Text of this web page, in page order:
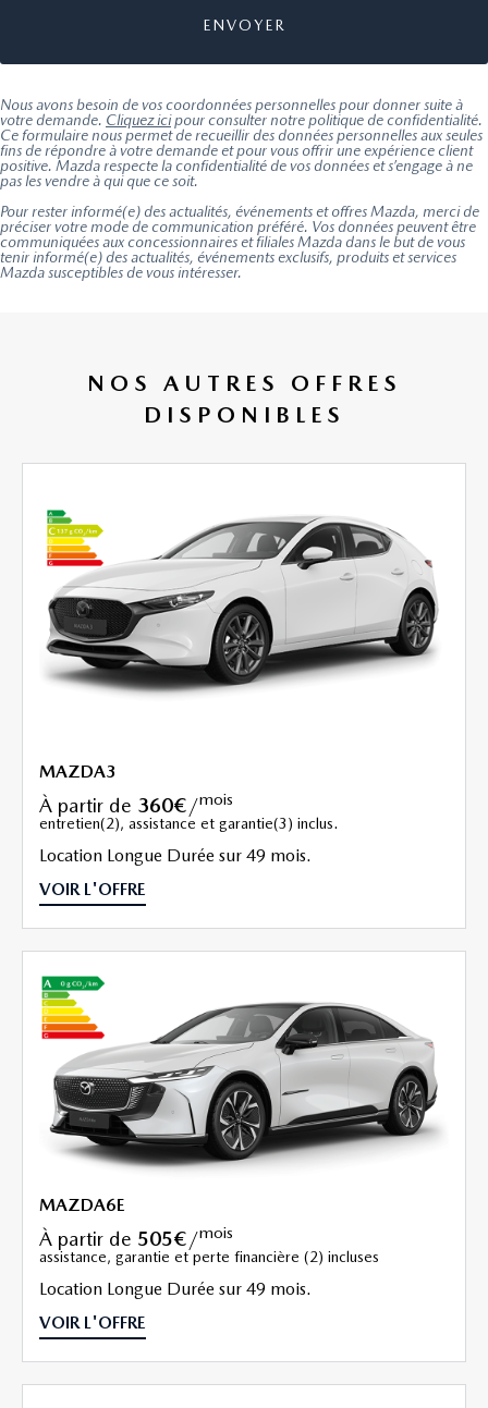
Nous avons besoin de vos coordonnées personnelles pour donner suite à
votre demande. Cliquez icipour consulter notre politique de confidentialité.
Ce formulaire nous permet de recueillir des données personnelles aux seules
fins de répondre à votre demande et pour vous offrir une expérience client
positive. Mazda respecte la confidentialité de vos données et s’engage à ne
pas les vendre à qui que ce soit.
Pour rester informé(e) des actualités, événements et offres Mazda, merci de
préciser votre mode de communication préféré. Vos données peuvent être
communiquées aux concessionnaires et filiales Mazda dans le but de vous
tenir informé(e) des actualités, événements exclusifs, produits et services
Mazda susceptibles de vous intéresser.
NOS AUTRES OFFRES
DISPONIBLES
MAZDA3
à partir de 360€/mois
entretien(2), assistance et garantie(3) inclus.
Location Longue Durée sur 49 mois.
VOIR L'OFFRE
MAZDA6E
à partir de 505€/mois
assistance, garantie et perte financière (2) incluses
Location Longue Durée sur 49 mois.
VOIR L'OFFRE